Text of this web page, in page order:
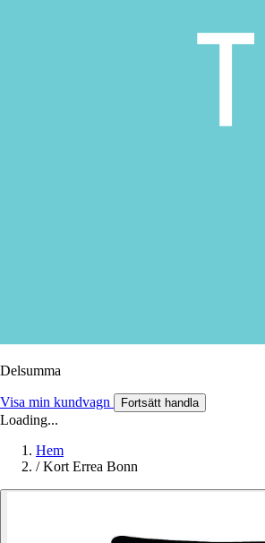
Delsumma
Visa min kundvagn Fortsätt handla
Loading...
Hem
/ Kort Errea Bonn